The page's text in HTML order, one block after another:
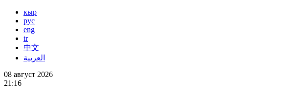
кыр
рус
eng
tr
中文
العربية
08 август 2026
21:16